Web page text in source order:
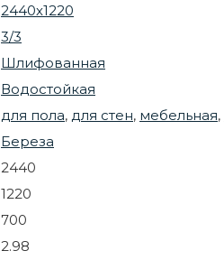
2440х1220
3/3
Шлифованная
Водостойкая
для пола, для стен, мебельная,
Береза
2440
1220
700
2.98